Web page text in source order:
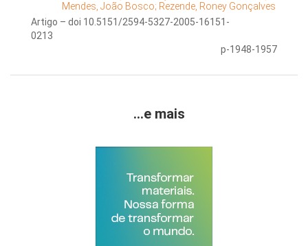
Mendes, João Bosco; Rezende, Roney Gonçalves
Artigo – doi 10.5151/2594-5327-2005-16151-
0213
p-1948-1957
...e mais